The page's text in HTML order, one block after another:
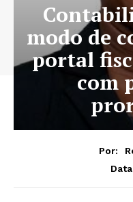
modo de
portal
com
Por: